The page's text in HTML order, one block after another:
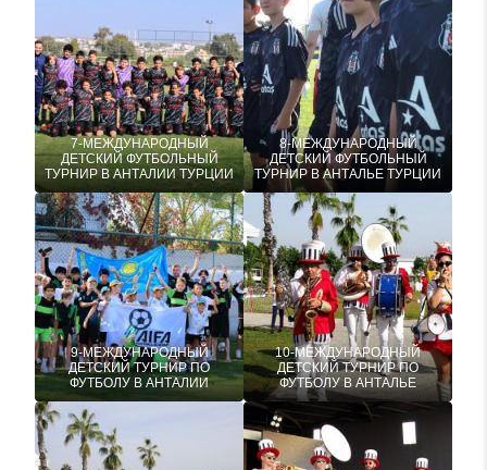
7-МЕЖДУНАРОДНЫЙ
ДЕТСКИЙ ФУТБОЛЬНЫЙ
ТУРНИР В АНТАЛИИ ТУРЦИИ
8-МЕЖДУНАРОДНЫЙ
ДЕТСКИЙ ФУТБОЛЬНЫЙ
ТУРНИР В АНТАЛЬЕ ТУРЦИИ
9-МЕЖДУНАРОДНЫЙ
ДЕТСКИЙ ТУРНИР ПО
ФУТБОЛУ В АНТАЛИИ
10-МЕЖДУНАРОДНЫЙ
ДЕТСКИЙ ТУРНИР ПО
ФУТБОЛУ В АНТАЛЬЕ